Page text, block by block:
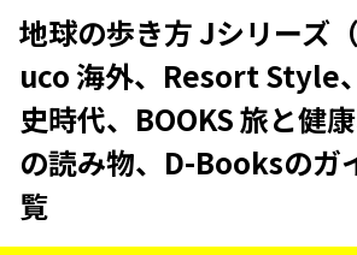
地球の歩き方 Jシリーズ
uco 海外、Resort Style
史時代、BOOKS 旅と健
の読み物、D-Booksのガ
覧